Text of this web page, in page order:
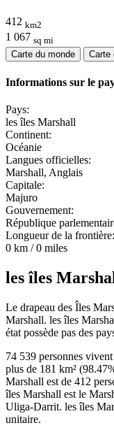
412 km2
1 067 sq mi
Carte du monde
Carte
Informations sur le
Pays:
les îles Marshall
Continent:
Océanie
Langues officielles:
Marshall, Anglais
Capitale:
Majuro
Gouvernement:
République
Longueur de la frontière:
0 km / 0 miles
les îles
Le drapeau des Îles
Marshall. les îles
état possède pas des
74 539 personnes
plus de 181 km²
Marshall est de 412
îles Marshall est le
Uliga-Darrit. les îles
unitaire.